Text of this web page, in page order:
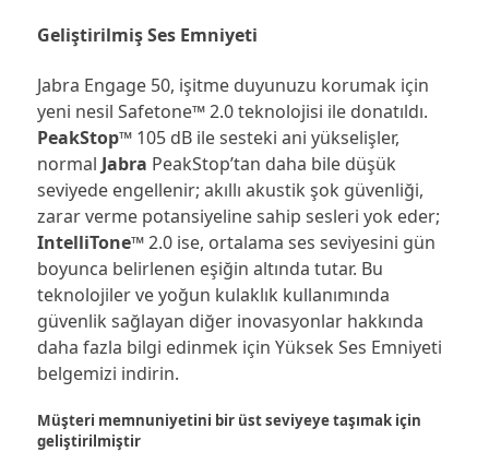
Geliştirilmiş Ses Emniyeti
Jabra Engage 50, işitme duyunuzu korumak için
yeni nesil Safetone™ 2.0 teknolojisi ile donatıldı.
PeakStop™105 dB ile sesteki ani yükselişler,
normal Jabra PeakStop’tan daha bile düşük
seviyede engellenir; akıllı akustik şok güvenliği,
zarar verme potansiyeline sahip sesleri yok eder;
IntelliTone™2.0 ise, ortalama ses seviyesini gün
boyunca belirlenen eşiğin altında tutar. Bu
teknolojiler ve yoğun kulaklık kullanımında
güvenlik sağlayan diğer inovasyonlar hakkında
daha fazla bilgi edinmek için Yüksek Ses Emniyeti
belgemizi indirin.
Müşteri memnuniyetini bir üst seviyeye taşımak için
geliştirilmiştir